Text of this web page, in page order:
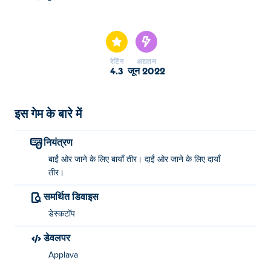
रेटिंग
4.3
अद्यतन
जून 2022
इस गेम के बारे में
नियंत्रण
बाईं ओर जाने के लिए बायाँ तीर। दाईं ओर जाने के लिए दायाँ
तीर।
समर्थित डिवाइस
डेस्कटॉप
डेवलपर
Applava